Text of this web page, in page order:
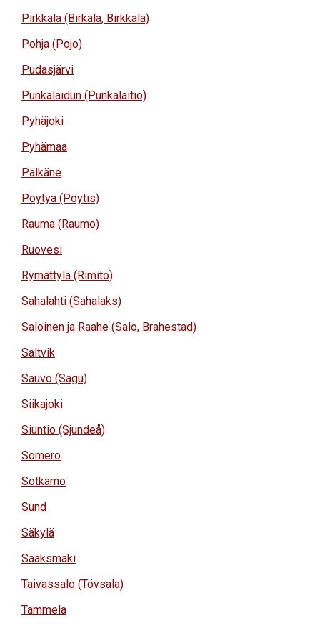
Pirkkala (Birkala, Birkkala)
Pohja (Pojo)
Pudasjärvi
Punkalaidun (Punkalaitio)
Pyhäjoki
Pyhämaa
Pälkäne
Pöytyä (Pöytis)
Rauma (Raumo)
Ruovesi
Rymättylä (Rimito)
Sahalahti (Sahalaks)
Saloinen ja Raahe (Salo, Brahestad)
Saltvik
Sauvo (Sagu)
Siikajoki
Siuntio (Sjundeå)
Somero
Sotkamo
Sund
Säkylä
Sääksmäki
Taivassalo (Tövsala)
Tammela